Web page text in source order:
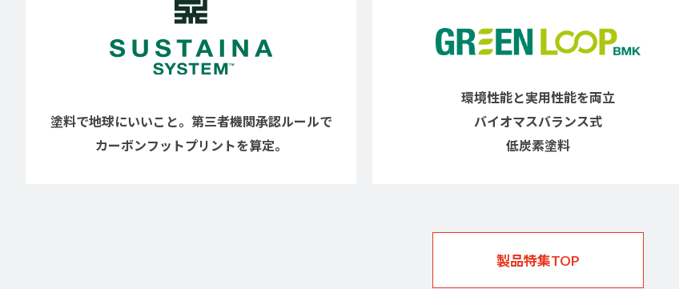
塗料で地球にいいこと。第三者機関承認ルールで
カーボンフットプリントを算定。
環境性能と実用性能を両立
バイオマスバランス式
低炭素塗料
製品特集TOP